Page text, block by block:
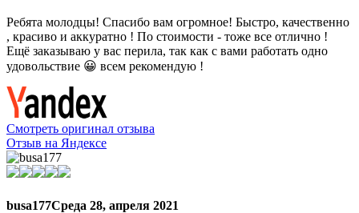
Ребята молодцы! Спасибо вам огромное! Быстро, качественно
, красиво и аккуратно ! По стоимости - тоже все отлично !
Ещё заказываю у вас перила, так как с вами работать одно
удовольствие 😀 всем рекомендую !
Смотреть оригинал отзыва
Отзыв на Яндексе
busa177Среда 28, апреля 2021